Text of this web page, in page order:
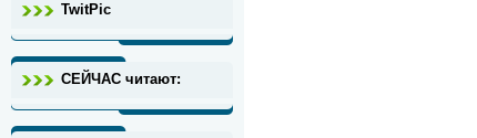
TwitPic
СЕЙЧАС читают: